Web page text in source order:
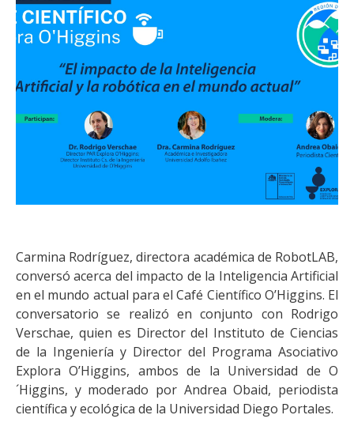
Carmina Rodríguez, directora académica de RobotLAB,
conversó acerca del impacto de la Inteligencia Artificial
en el mundo actual para el Café Científico O’Higgins. El
conversatorio se realizó en conjunto con Rodrigo
Verschae, quien es Director del Instituto de Ciencias
de la Ingeniería y Director del Programa Asociativo
Explora O’Higgins, ambos de la Universidad de O
´Higgins, y moderado por Andrea Obaid, periodista
científica y ecológica de la Universidad Diego Portales.